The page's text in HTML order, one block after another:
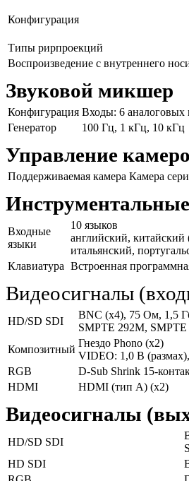
Конфигурация
Типы рирпроекций
Воспроизведение с внутреннего
Звуковой микшер
Конфигурация Входы: 6 аналоговых
Генератор
100 Гц, 1 кГц, 10 кГц
Управление
Поддерживаемая камера Камера
Инструментальные
Входные
языки
10 языков
английский,
итальянский,
Клавиатура Встроенная
Видеосигналы
HD/SD SDI
BNC (x4), 75 Ом, 1,5
SMPTE 292M,
Композитный
Гнездо Phono (x2)
VIDEO: 1,0 В
RGB
D-Sub Shrink 15-
HDMI
HDMI (тип A) (x2)
Видеосигналы
HD/SD SDI
HD SDI